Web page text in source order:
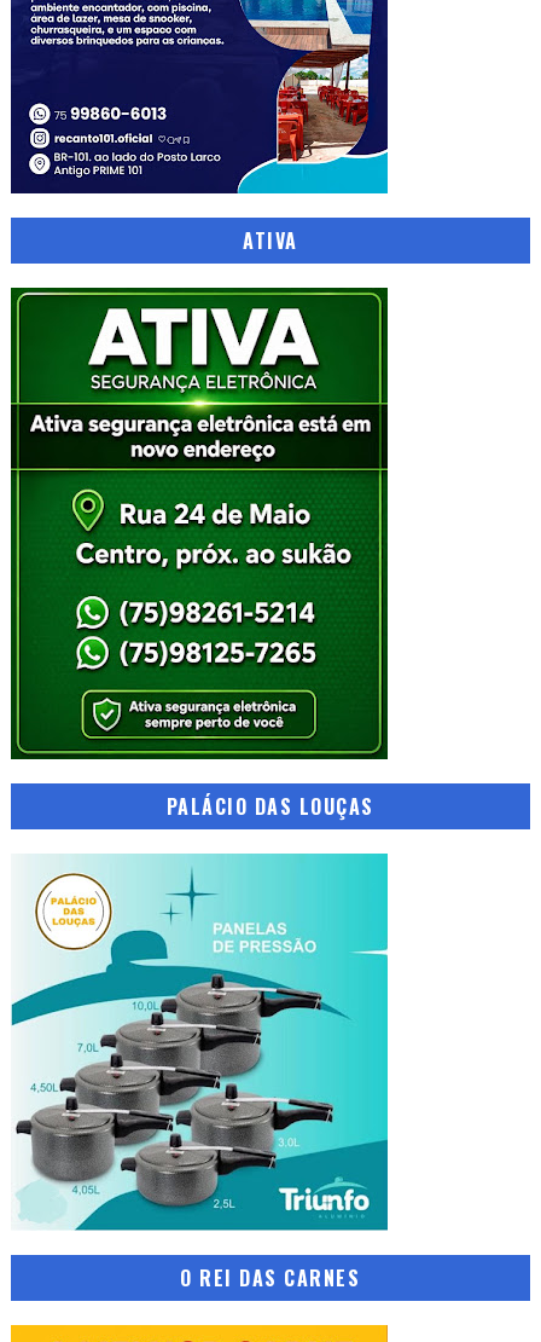
ATIVA
PALÁCIO DAS LOUÇAS
O REI DAS CARNES